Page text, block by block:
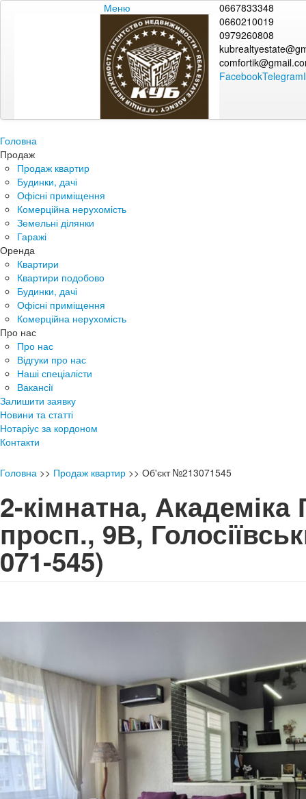
Меню
0667833348
0660210019
0979260808
FacebookTelegram
Головна
Продаж
Продаж квартир
Будинки, дачі
Офісні приміщення
Комерційна нерухомість
Земельні ділянки
Гаражі
Оренда
Квартири
Квартири подобово
Будинки, дачі
Офісні приміщення
Комерційна нерухомість
Про нас
Про нас
Відгуки про нас
Наші спеціалісти
Вакансії
Залишити заявку
Новини та статті
Нотаріус за кордоном
Контакти
Головна >> Продаж квартир >> Об'єкт №213071545
2-кімнатна,
просп., 9В,
071-545)